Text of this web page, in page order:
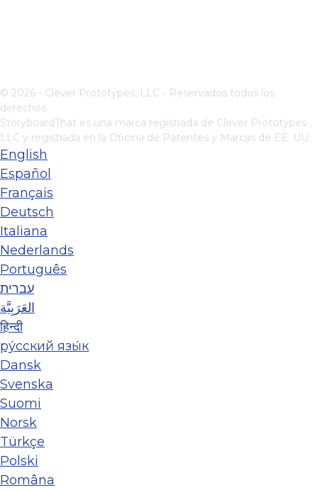
© 2026 - Clever Prototypes, LLC - Reservados todos los
derechos.
StoryboardThat es una marca registrada de Clever Prototypes ,
LLC y registrada en la Oficina de Patentes y Marcas de EE. UU.
English
Español
Français
Deutsch
Italiana
Nederlands
Português
עברית
العَرَبِيَّة
हिन्दी
ру́сский язы́к
Dansk
Svenska
Suomi
Norsk
Türkçe
Polski
Româna